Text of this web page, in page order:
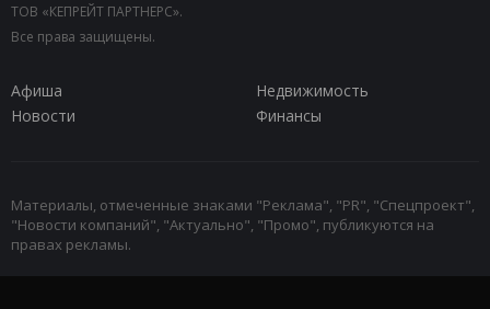
ТОВ «КЕПРЕЙТ ПАРТНЕРС».
Все права защищены.
Афиша
Недвижимость
Новости
Финансы
Материалы, отмеченные знаками "Реклама", "PR", "Спецпроект",
"Новости компаний", "Актуально", "Промо", публикуются на
правах рекламы.